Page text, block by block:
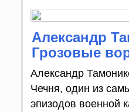
Александр
Грозовые
Александр
Чечня, один из
эпизодов военной